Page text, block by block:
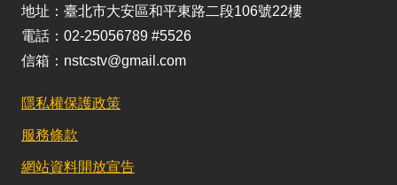
地址：臺北市大安區和平東路二段106號22樓
電話：02-25056789 #5526
信箱：nstcstv@gmail.com
隱私權保護政策
服務條款
網站資料開放宣告